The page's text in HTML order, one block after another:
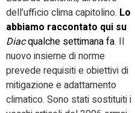
dell’ufficio clima capitolino. Lo
abbiamo raccontato qui su
Diacqualche settimana fa. Il
nuovo insieme di norme
prevede requisiti e obiettivi di
mitigazione e adattamento
climatico. Sono stati sostituiti i